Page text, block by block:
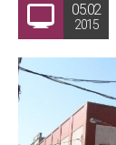
05.02
2015